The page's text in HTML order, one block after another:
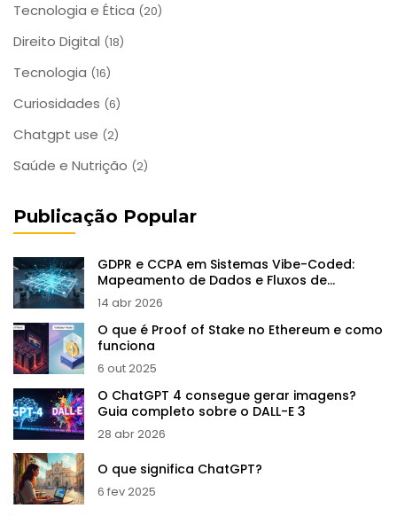
Tecnologia e Ética (20)
Direito Digital (18)
Tecnologia (16)
Curiosidades (6)
Chatgpt use (2)
Saúde e Nutrição (2)
Publicação Popular
GDPR e CCPA em Sistemas Vibe-Coded:
Mapeamento de Dados e Fluxos de
Consentimento
14 abr 2026
O que é Proof of Stake no Ethereum e como
funciona
6 out 2025
O ChatGPT 4 consegue gerar imagens?
Guia completo sobre o DALL-E 3
28 abr 2026
O que significa ChatGPT?
6 fev 2025